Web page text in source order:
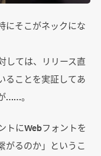
にそこがネックにな
しては、リリース直
ることを実証してあ
……。
トにWebフォントを
がるのか」というこ